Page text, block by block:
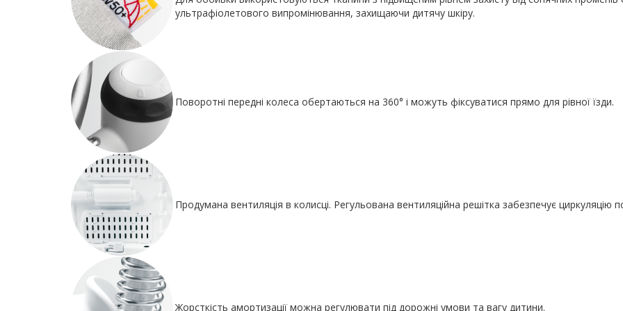
ультрафіолетового випромінювання, захищаючи дитячу шкіру.
Поворотні передні колеса обертаються на 360° і можуть фіксуватися прямо для рівної їзди.
Продумана вентиляція в колисці. Регульована вентиляційна решітка забезпечує циркуляцію
Жорсткість амортизації можна регулювати під дорожні умови та вагу дитини.